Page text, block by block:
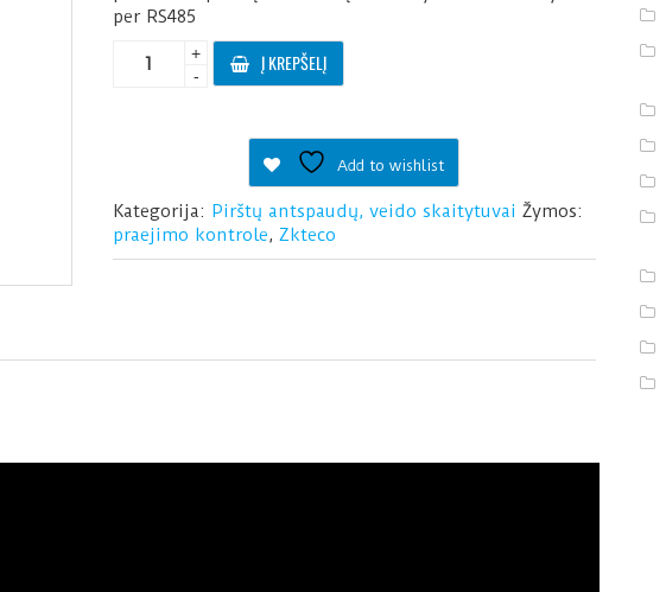
per RS485
produkto
kiekis:
+
-
Į KREPŠELĮ
Add to wishlist
Kategorija: Pirštų antspaudų, veido skaitytuvai Žymos:
praejimo kontrole, Zkteco